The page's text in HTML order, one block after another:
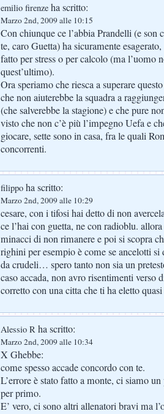
emilio firenze ha scritto:
Marzo 2nd, 2009 alle 10:15
Con chiunque ce l’abbia Prandelli (e son
te, caro Guetta) ha sicuramente
fatto per stress o per calcolo (ma l’uomo
quest’ultimo).
Ora speriamo che riesca a superare
che non aiuterebbe la squadra a
(che salverebbe la stagione) e che pure
visto che non c’è più l’impegno Uefa e
giocare, sette sono in casa, fra le quali
concorrenti.
filippo ha scritto:
Marzo 2nd, 2009 alle 10:29
cesare, con i tifosi hai detto di non
ce l’hai con guetta, ne con radioblu.
minacci di non rimanere e poi si scopra
righini per esempio è come se ancelotti si
da crudeli… spero tanto non sia un
caso accada, non avro risentimenti verso
corretto con una citta che ti ha eletto
Alessio R ha scritto:
Marzo 2nd, 2009 alle 10:34
X Ghebbe:
come spesso accade concordo con te.
L’errore è stato fatto a monte, ci siamo
per primo.
E’ vero, ci sono altri allenatori bravi ma